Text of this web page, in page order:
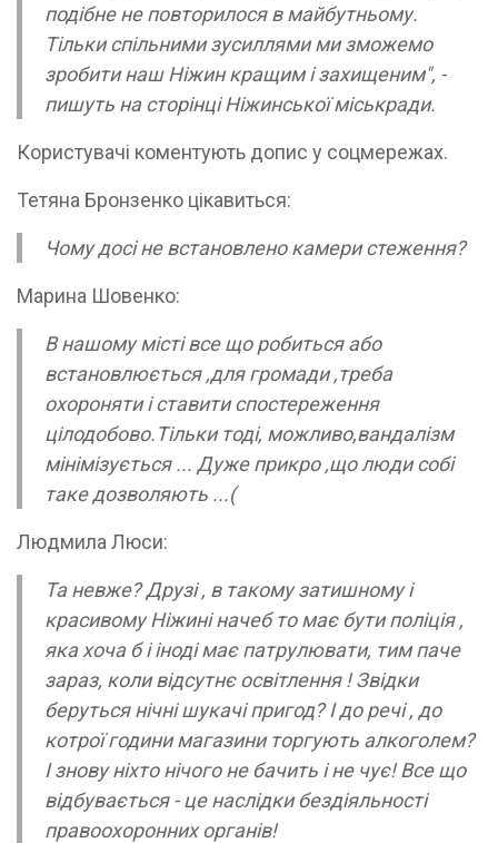
подібне не повторилося в майбутньому.
Тільки спільними зусиллями ми зможемо
зробити наш Ніжин кращим і захищеним", -
пишуть на сторінці Ніжинської міськради.
Користувачі коментують допис у соцмережах.
Тетяна Бронзенко цікавиться:
Чому досі не встановлено камери стеження?
Марина Шовенко:
В нашому місті все що робиться або
встановлюється ,для громади ,треба
охороняти і ставити спостереження
цілодобово.Тільки тоді, можливо,вандалізм
мінімізується ... Дуже прикро ,що люди собі
таке дозволяють ...(
Людмила Люси:
Та невже? Друзі , в такому затишному і
красивому Ніжині начеб то має бути поліція ,
яка хоча б і іноді має патрулювати, тим паче
зараз, коли відсутнє освітлення ! Звідки
беруться нічні шукачі пригод? І до речі , до
котрої години магазини торгують алкоголем?
І знову ніхто нічого не бачить і не чує! Все що
відбувається - це наслідки бездіяльності
правоохоронних органів!